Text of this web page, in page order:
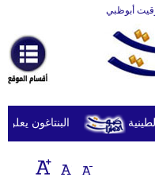
أخبارعاجلة
رياضة
ثقافة
إقتصاد
البنتاغون يعلن